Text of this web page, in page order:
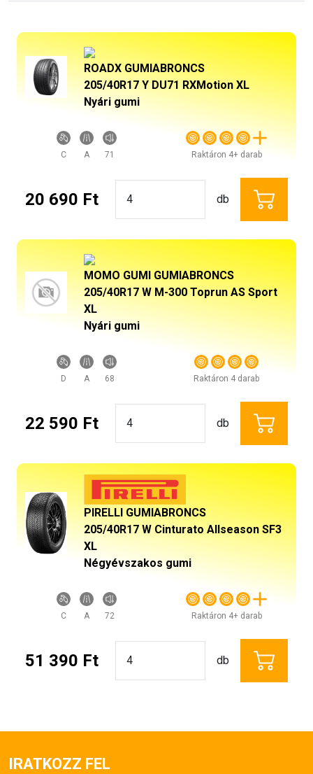
ROADX GUMIABRONCS
205/40R17 Y DU71 RXMotion XL
Nyári gumi
C A 71 Raktáron 4+ darab
20 690 Ft db
MOMO GUMI GUMIABRONCS
205/40R17 W M-300 Toprun AS Sport
XL
Nyári gumi
D A 68 Raktáron 4 darab
22 590 Ft db
PIRELLI GUMIABRONCS
205/40R17 W Cinturato Allseason SF3
XL
Négyévszakos gumi
C A 72 Raktáron 4+ darab
51 390 Ft db
IRATKOZZ FEL